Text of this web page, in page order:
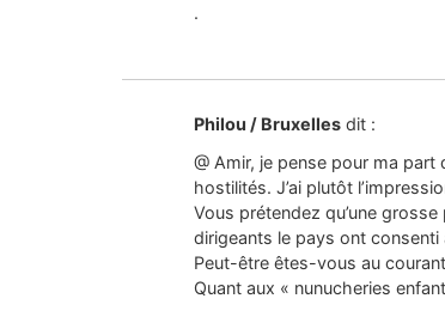
.
Philou / Bruxelles dit :
@ Amir, je pense pour ma
hostilités. J’ai plutôt
Vous prétendez qu’une
dirigeants le pays ont
Peut-être êtes-vous au
Quant aux « nunucheries